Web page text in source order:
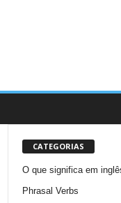
CATEGORIAS
O que significa em
Phrasal Verbs